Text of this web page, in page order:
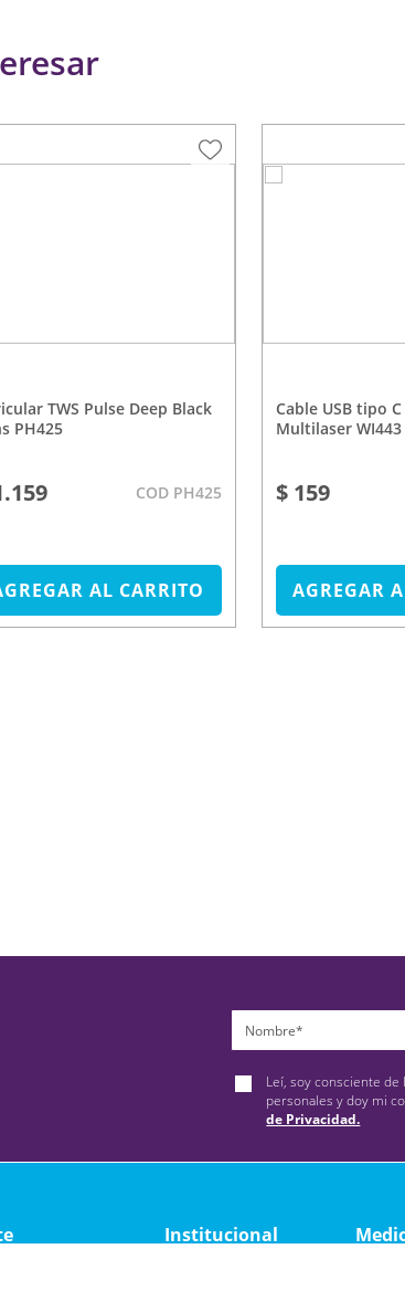
PH425
COD PH425
AL CARRITO
Cable USB tipo C 1.2M
Multilaser WI443
$ 159
AGREGAR
Leí, soy consciente
personales y doy mi
de Privacidad.
Institucional